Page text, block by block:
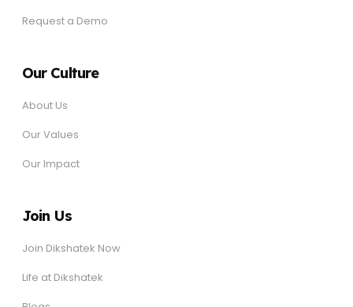
Request a Demo
Our Culture
About Us
Our Values
Our Impact
Join Us
Join Dikshatek Now
Life at Dikshatek